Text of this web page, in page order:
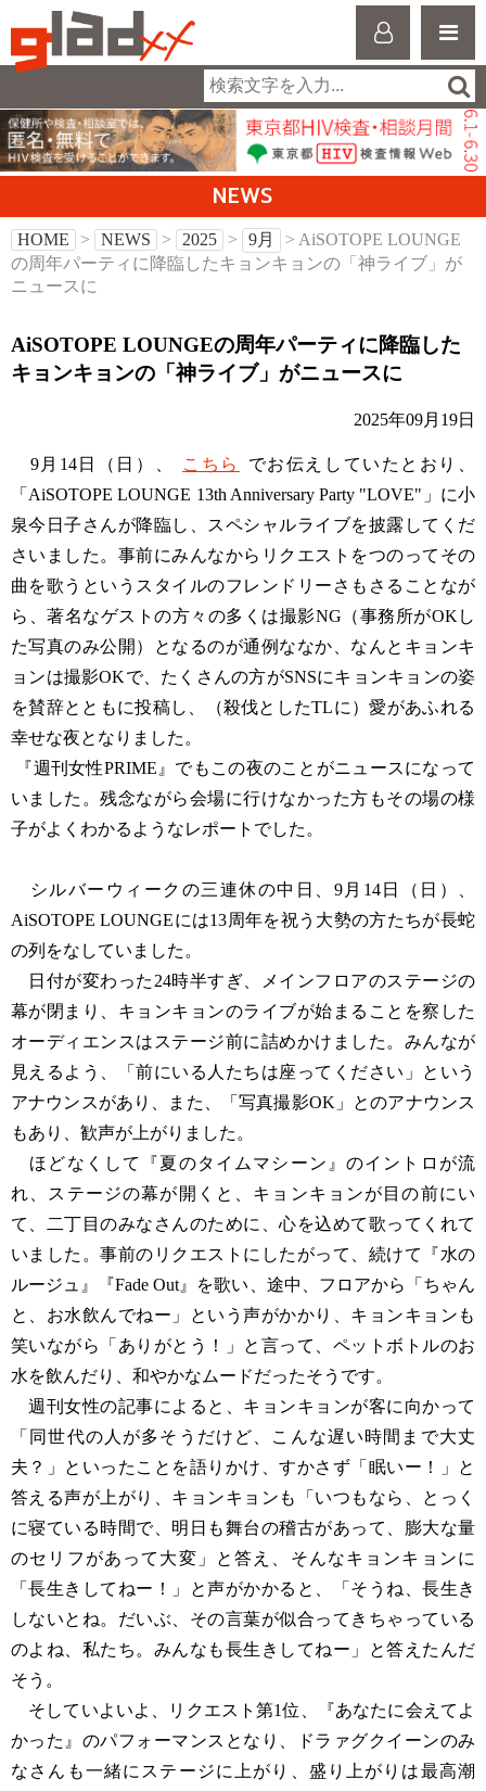
NEWS
HOME > NEWS > 2025 > 9月
> AiSOTOPE LOUNGE
の周年パーティに降臨したキョンキョンの「神ライブ」が
ニュースに
AiSOTOPE LOUNGEの周年パーティに降臨した
キョンキョンの「神ライブ」がニュースに
2025年09月19日
9月14日（日）、 こちら
でお伝えしていたとおり、
「AiSOTOPE LOUNGE 13th Anniversary Party "LOVE"」に小
泉今日子さんが降臨し、スペシャルライブを披露してくだ
さいました。事前にみんなからリクエストをつのってその
曲を歌うというスタイルのフレンドリーさもさることなが
ら、著名なゲストの方々の多くは撮影NG（事務所がOKし
た写真のみ公開）となるのが通例ななか、なんとキョンキ
ョンは撮影OKで、たくさんの方がSNSにキョンキョンの姿
を賛辞とともに投稿し、（殺伐としたTLに）愛があふれる
幸せな夜となりました。
『週刊女性PRIME』でもこの夜のことがニュースになって
いました。残念ながら会場に行けなかった方もその場の様
子がよくわかるようなレポートでした。
シルバーウィークの三連休の中日、9月14日（日）、
AiSOTOPE LOUNGEには13周年を祝う大勢の方たちが長蛇
の列をなしていました。
日付が変わった24時半すぎ、メインフロアのステージの
幕が閉まり、キョンキョンのライブが始まることを察した
オーディエンスはステージ前に詰めかけました。みんなが
見えるよう、「前にいる人たちは座ってください」という
アナウンスがあり、また、「写真撮影OK」とのアナウンス
もあり、歓声が上がりました。
ほどなくして『夏のタイムマシーン』のイントロが流
れ、ステージの幕が開くと、キョンキョンが目の前にい
て、二丁目のみなさんのために、心を込めて歌ってくれて
いました。事前のリクエストにしたがって、続けて『水の
ルージュ』『Fade Out』を歌い、途中、フロアから「ちゃん
と、お水飲んでねー」という声がかかり、キョンキョンも
笑いながら「ありがとう！」と言って、ペットボトルのお
水を飲んだり、和やかなムードだったそうです。
週刊女性の記事によると、キョンキョンが客に向かって
「同世代の人が多そうだけど、こんな遅い時間まで大丈
夫？」といったことを語りかけ、すかさず「眠いー！」と
答える声が上がり、キョンキョンも「いつもなら、とっく
に寝ている時間で、明日も舞台の稽古があって、膨大な量
のセリフがあって大変」と答え、そんなキョンキョンに
「長生きしてねー！」と声がかかると、「そうね、長生き
しないとね。だいぶ、その言葉が似合ってきちゃっている
のよね、私たち。みんなも長生きしてねー」と答えたんだ
そう。
そしていよいよ、リクエスト第1位、『あなたに会えてよ
かった』のパフォーマンスとなり、ドラァグクイーンのみ
なさんも一緒にステージに上がり、盛り上がりは最高潮